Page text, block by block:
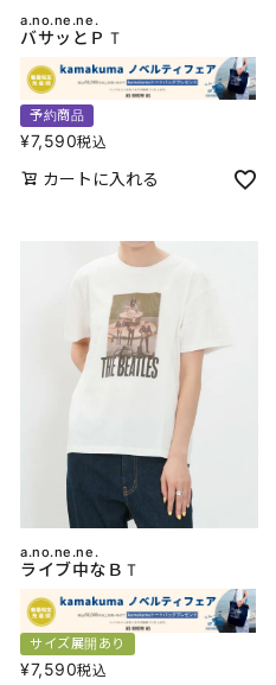
a.no.ne.ne.
バサッとＰＴ
予約商品
¥7,590税込
カートに入れる
a.no.ne.ne.
ライブ中なＢＴ
サイズ展開あり
¥7,590税込